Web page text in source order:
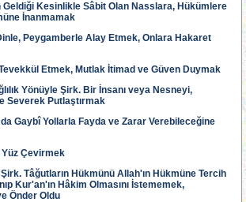
Kesinlikle Sâbit Olan Nasslara, Hükümlere
İnanmamak
Peygamberle Alay Etmek, Onlara Hakaret
Etmek, Mutlak İtimad ve Güven Duymak
Yönüyle Şirk. Bir İnsanı veya Nesneyi,
Severek Putlaştırmak
Gaybî Yollarla Fayda ve Zarar Verebileceğine
Çevirmek
Tâğutların Hükmünü Allah'ın Hükmüne Tercih
Kur'an'ın Hâkim Olmasını İstememek,
Önder Oldu